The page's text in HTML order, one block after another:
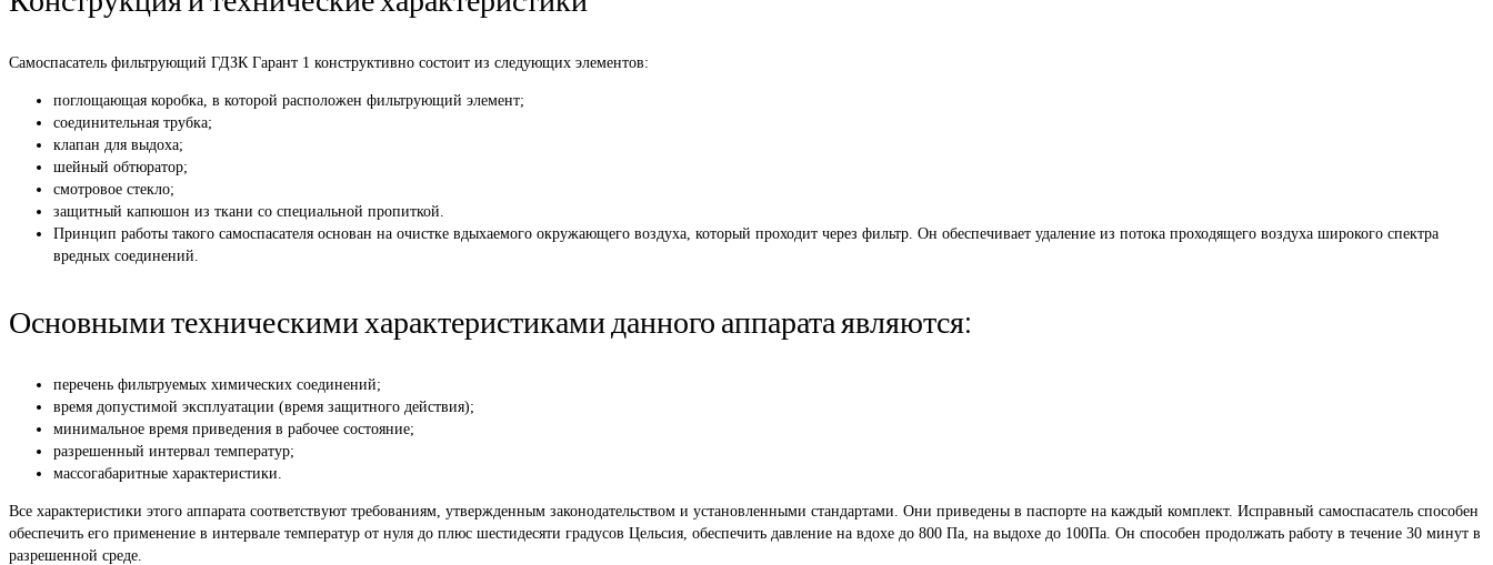
Самоспасатель фильтрующий ГДЗК Гарант 1 конструктивно состоит из следующих элементов:
поглощающая коробка, в которой расположен фильтрующий элемент;
соединительная трубка;
клапан для выдоха;
шейный обтюратор;
смотровое стекло;
защитный капюшон из ткани со специальной пропиткой.
Принцип работы такого самоспасателя основан на очистке вдыхаемого окружающего воздуха, который проходит через фильтр. Он обеспечивает удаление из потока проходящего воздуха широкого спектра
вредных соединений.
Основными техническими характеристиками данного аппарата являются:
перечень фильтруемых химических соединений;
время допустимой эксплуатации (время защитного действия);
минимальное время приведения в рабочее состояние;
разрешенный интервал температур;
массогабаритные характеристики.
Все характеристики этого аппарата соответствуют требованиям, утвержденным законодательством и установленными стандартами. Они приведены в паспорте на каждый комплект. Исправный самоспасатель способен
обеспечить его применение в интервале температур от нуля до плюс шестидесяти градусов Цельсия, обеспечить давление на вдохе до 800 Па, на выдохе до 100Па. Он способен продолжать работу в течение 30 минут в
разрешенной среде.